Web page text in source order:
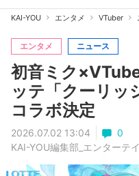
KAI-YOU エンタメ VTuber
エンタメ ニュース
初音ミク
ッテ「クーリッ
コラボ決定
2026.07.02 13:04
0
KAI-YOU編集部_エンターテ